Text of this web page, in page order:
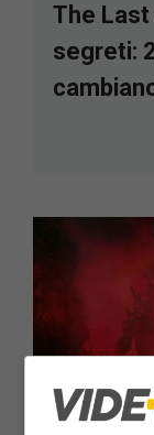
The
segreti: